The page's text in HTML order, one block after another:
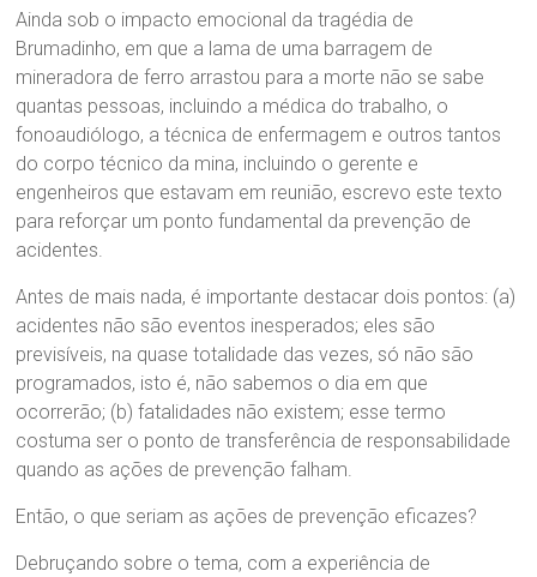
Ainda sob o impacto emocional da tragédia de
Brumadinho, em que a lama de uma barragem de
mineradora de ferro arrastou para a morte não se sabe
quantas pessoas, incluindo a médica do trabalho, o
fonoaudiólogo, a técnica de enfermagem e outros tantos
do corpo técnico da mina, incluindo o gerente e
engenheiros que estavam em reunião, escrevo este texto
para reforçar um ponto fundamental da prevenção de
acidentes.
Antes de mais nada, é importante destacar dois pontos: (a)
acidentes não são eventos inesperados; eles são
previsíveis, na quase totalidade das vezes, só não são
programados, isto é, não sabemos o dia em que
ocorrerão; (b) fatalidades não existem; esse termo
costuma ser o ponto de transferência de responsabilidade
quando as ações de prevenção falham.
Então, o que seriam as ações de prevenção eficazes?
Debruçando sobre o tema, com a experiência de